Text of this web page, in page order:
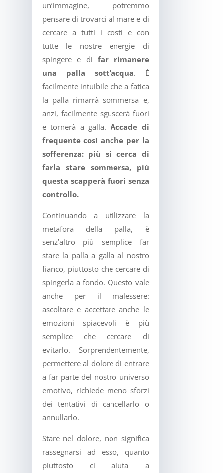
un’immagine, potremmo
pensare di trovarci al mare e di
cercare a tutti i costi e con
tutte le nostre energie di
spingere e difar rimanere
una palla sott’acqua. É
facilmente intuibile che a fatica
la palla rimarrà sommersa e,
anzi, facilmente sguscerà fuori
e tornerà a galla. Accade di
frequente così anche per la
sofferenza: più si cerca di
farla stare sommersa, più
questa scapperà fuori senza
controllo.
Continuando a utilizzare la
metafora della palla, è
senz’altro più semplice far
stare la palla a galla al nostro
fianco, piuttosto che cercare di
spingerla a fondo. Questo vale
anche per il malessere:
ascoltare e accettare anche le
emozioni spiacevoli è più
semplice che cercare di
evitarlo. Sorprendentemente,
permettere al dolore di entrare
a far parte del nostro universo
emotivo, richiede meno sforzi
dei tentativi di cancellarlo o
annullarlo.
Stare nel dolore, non significa
rassegnarsi ad esso, quanto
piuttosto ci aiuta a